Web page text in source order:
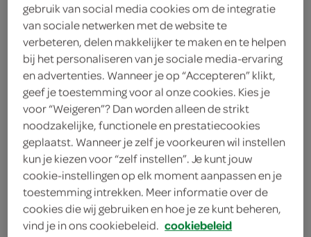
6.59 kies je SPAR
Grolsch radler citroen
1.8 Liter
6.49 kies je SPAR
Grolsch radler citroen
330 Milliliter
gebruik van social media cookies om de integratie
van sociale netwerken met de website te
verbeteren, delen makkelijker te maken en te helpen
bij het personaliseren van je sociale media-ervaring
en advertenties. Wanneer je op “Accepteren” klikt,
geef je toestemming voor al onze cookies. Kies je
voor “Weigeren”? Dan worden alleen de strikt
noodzakelijke, functionele en prestatiecookies
geplaatst. Wanneer je zelf je voorkeuren wil instellen
kun je kiezen voor “zelf instellen”. Je kunt jouw
cookie-instellingen op elk moment aanpassen en je
toestemming intrekken. Meer informatie over de
cookies die wij gebruiken en hoe je ze kunt beheren,
vind je in ons cookiebeleid. cookiebeleid